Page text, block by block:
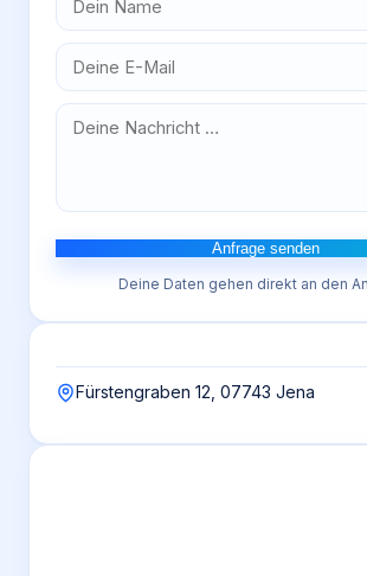
Anfrage senden
Deine Daten gehen direkt an den
Fürstengraben 12, 07743 Jena